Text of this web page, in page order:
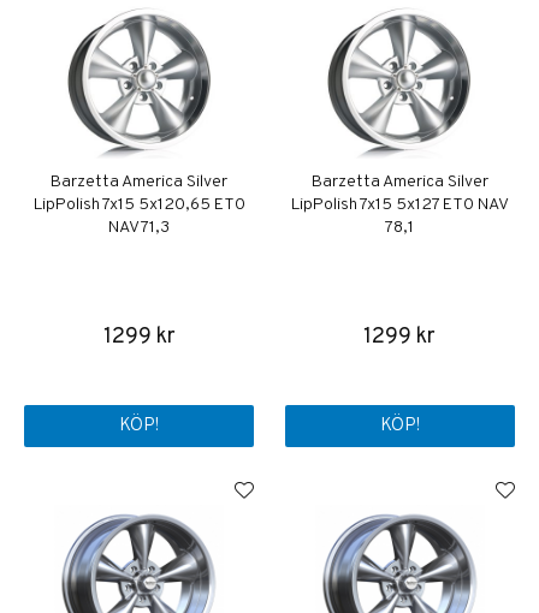
Barzetta America Silver
LipPolish 7x15 5x120,65 ET0
NAV 71,3
1299 kr
KÖP!
Barzetta America Silver
LipPolish 7x15 5x127 ET0 NAV
78,1
1299 kr
KÖP!